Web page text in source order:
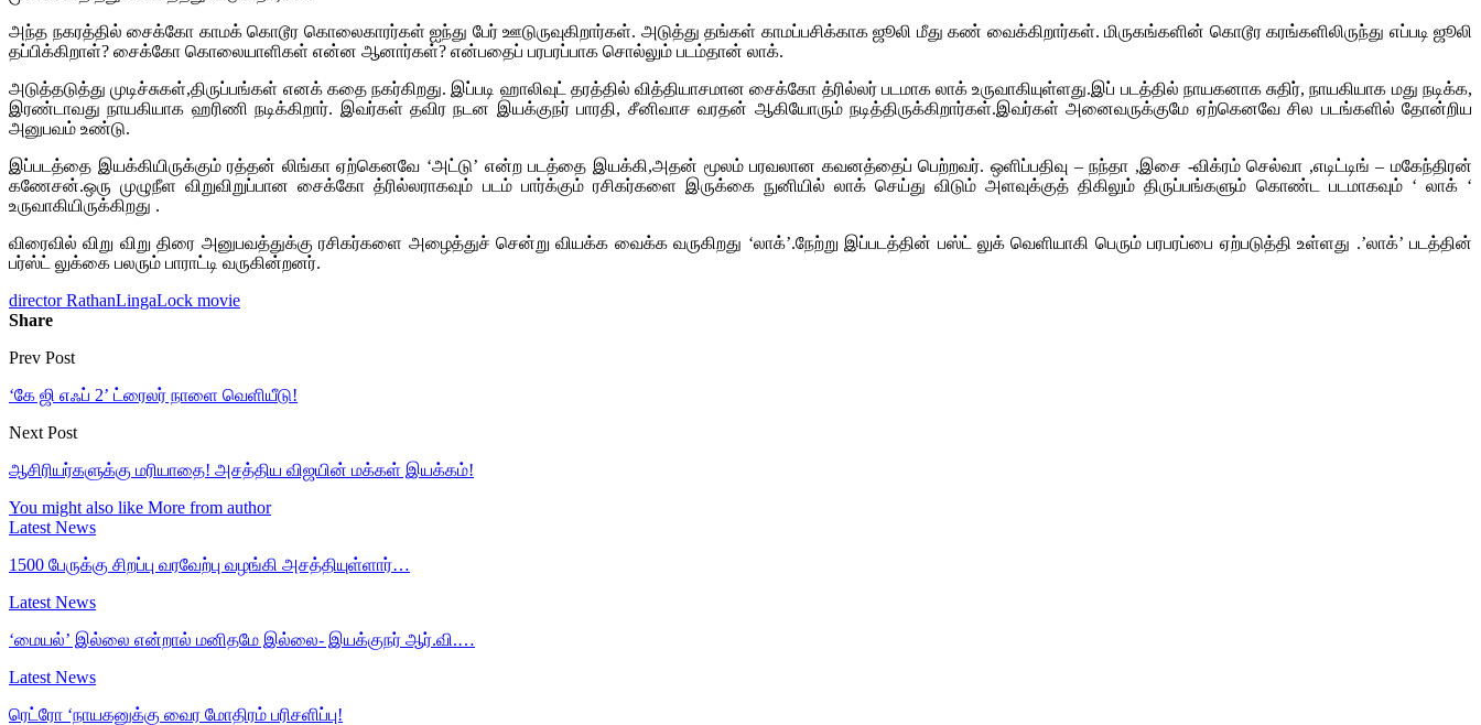
அந்த நகரத்தில் சைக்கோ காமக் கொடூர கொலைகாரர்கள் ஐந்து பேர் ஊடுருவுகிறார்கள். அடுத்து தங்கள் காமப்பசிக்காக ஜூலி மீது கண் வைக்கிறார்கள். மிருகங்களின் கொடூர கரங்களிலிருந்து எப்படி ஜூலி
தப்பிக்கிறாள்? சைக்கோ கொலையாளிகள் என்ன ஆனார்கள்? என்பதைப் பரபரப்பாக சொல்லும் படம்தான் லாக்.
அடுத்தடுத்து முடிச்சுகள்,திருப்பங்கள் எனக் கதை நகர்கிறது. இப்படி ஹாலிவுட் தரத்தில் வித்தியாசமான சைக்கோ த்ரில்லர் படமாக லாக் உருவாகியுள்ளது.இப் படத்தில் நாயகனாக சுதிர், நாயகியாக மது நடிக்க,
இரண்டாவது நாயகியாக ஹரிணி நடிக்கிறார். இவர்கள் தவிர நடன இயக்குநர் பாரதி, சீனிவாச வரதன் ஆகியோரும் நடித்திருக்கிறார்கள்.இவர்கள் அனைவருக்குமே ஏற்கெனவே சில படங்களில் தோன்றிய
அனுபவம் உண்டு.
இப்படத்தை இயக்கியிருக்கும் ரத்தன் லிங்கா ஏற்கெனவே ‘அட்டு’ என்ற படத்தை இயக்கி,அதன் மூலம் பரவலான கவனத்தைப் பெற்றவர். ஒளிப்பதிவு – நந்தா ,இசை -விக்ரம் செல்வா ,எடிட்டிங் – மகேந்திரன்
கணேசன்.ஒரு முழுநீள விறுவிறுப்பான சைக்கோ த்ரில்லராகவும் படம் பார்க்கும் ரசிகர்களை இருக்கை நுனியில் லாக் செய்து விடும் அளவுக்குத் திகிலும் திருப்பங்களும் கொண்ட படமாகவும் ‘ லாக் ‘
உருவாகியிருக்கிறது .
விரைவில் விறு விறு திரை அனுபவத்துக்கு ரசிகர்களை அழைத்துச் சென்று வியக்க வைக்க வருகிறது ‘லாக்’.நேற்று இப்படத்தின் பஸ்ட் லுக் வெளியாகி பெரும் பரபரப்பை ஏற்படுத்தி உள்ளது .’லாக்’ படத்தின்
பர்ஸ்ட் லுக்கை பலரும் பாராட்டி வருகின்றனர்.
director RathanLingaLock movie
Share
Prev Post
‘கே ஜி எஃப் 2’ ட்ரைலர் நாளை வெளியீடு!
Next Post
ஆசிரியர்களுக்கு மரியாதை! அசத்திய விஜயின் மக்கள் இயக்கம்!
You might also like More from author
Latest News
1500 பேருக்கு சிறப்பு வரவேற்பு வழங்கி அசத்தியுள்ளார்…
Latest News
‘மையல்’ இல்லை என்றால் மனிதமே இல்லை- இயக்குநர் ஆர்.வி.…
Latest News
ரெட்ரோ ‘நாயகனுக்கு வைர மோதிரம் பரிசளிப்பு!